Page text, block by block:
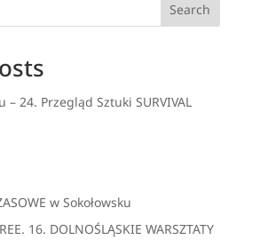
Search
– 24. Przegląd Sztuki SURVIVAL
w Sokołowsku
16. DOLNOŚLĄSKIE WARSZTATY